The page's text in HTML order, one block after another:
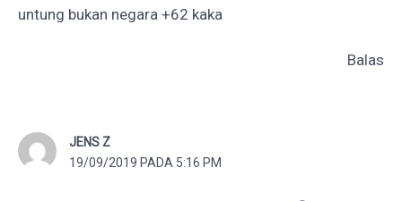
untung bukan negara +62 kaka
Balas
JENS Z
19/09/2019 PADA 5:16 PM